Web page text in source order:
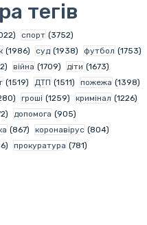
тегів
спорт (3752)
(1986) суд (1938) футбол (1753)
війна (1709) діти (1673)
(1519) ДТП (1511) пожежа (1398)
гроші (1259) кримінал (1226)
допомога (905)
(867) коронавірус (804)
прокуратура (781)